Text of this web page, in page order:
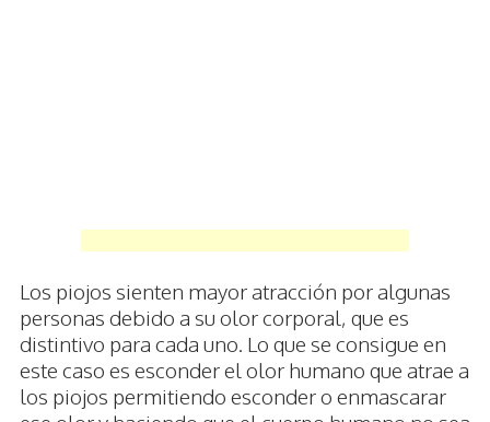
Los piojos sienten mayor atracción por algunas
personas debido a su olor corporal, que es
distintivo para cada uno. Lo que se consigue en
este caso es esconder el olor humano que atrae a
los piojos permitiendo esconder o enmascarar